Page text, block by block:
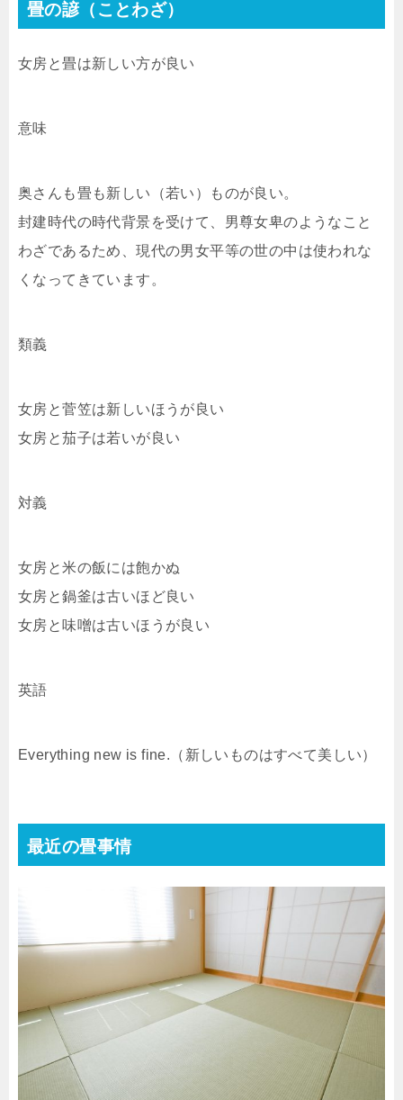
畳の諺（ことわざ）
女房と畳は新しい方が良い
意味
奥さんも畳も新しい（若い）ものが良い。
封建時代の時代背景を受けて、男尊女卑のようなこと
わざであるため、現代の男女平等の世の中は使われな
くなってきています。
類義
女房と菅笠は新しいほうが良い
女房と茄子は若いが良い
対義
女房と米の飯には飽かぬ
女房と鍋釜は古いほど良い
女房と味噌は古いほうが良い
英語
Everything new is fine.（新しいものはすべて美しい）
最近の畳事情